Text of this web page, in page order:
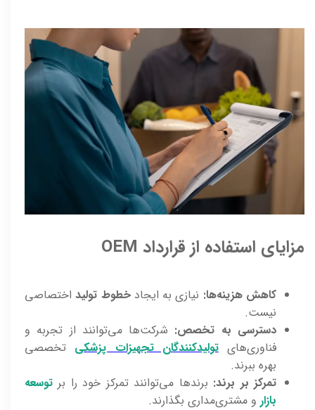
مزایای استفاده از قرارداد OEM
کاهش هزینه‌ها: نیازی به ایجاد خطوط تولیداختصاصی
نیست.
دسترسی به تخصص: شرکت‌ها می‌توانند از تجربه و
فناوری‌هایتولیدکنندگان تجهیزات پزشکی تخصصی
بهره ببرند.
تمرکز بر برند: برندها می‌توانند تمرکز خود را بر توسعه
بازار و مشتری‌مداری بگذارند.